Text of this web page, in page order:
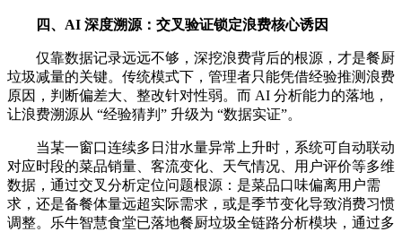
四、AI 深度溯源：交叉验证锁定浪费核心诱因
仅靠数据记录远远不够，深挖浪费背后的根源，才是餐厨
垃圾减量的关键。传统模式下，管理者只能凭借经验推测浪费
原因，判断偏差大、整改针对性弱。而 AI 分析能力的落地，
让浪费溯源从 “经验猜判” 升级为 “数据实证”。
当某一窗口连续多日泔水量异常上升时，系统可自动联动
对应时段的菜品销量、客流变化、天气情况、用户评价等多维
数据，通过交叉分析定位问题根源：是菜品口味偏离用户需
求，还是备餐体量远超实际需求，或是季节变化导致消费习惯
调整。乐牛智慧食堂已落地餐厨垃圾全链路分析模块，通过多